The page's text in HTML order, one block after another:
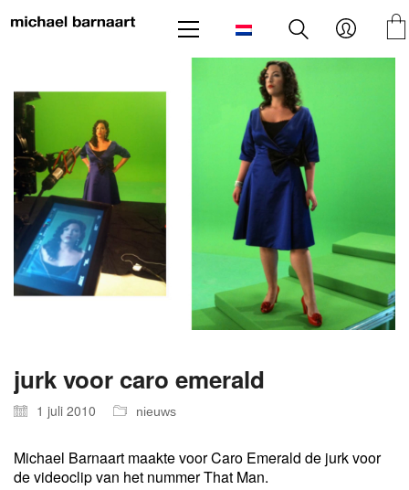
jurk voor caro emerald
1 juli 2010 nieuws
Michael Barnaart maakte voor Caro Emerald de jurk voor
de videoclip van het nummer That Man.